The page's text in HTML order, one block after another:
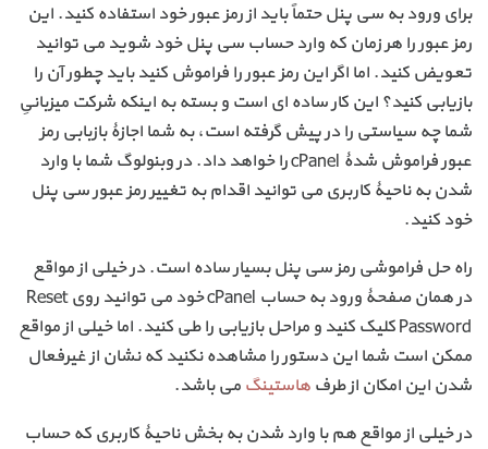
برای ورود به سی پنل حتماً باید از رمز عبور خود استفاده کنید. این
رمز عبور را هر زمان که وارد حساب سی پنل خود شوید می توانید
تعویض کنید. اما اگر این رمز عبور را فراموش کنید باید چطور آن را
بازیابی کنید؟ این کار ساده ای است و بسته به اینکه شرکت میزبانیِ
شما چه سیاستی را در پیش گرفته است، به شما اجازۀ بازبابی رمز
عبور فراموش شدۀ cPanel را خواهد داد. در وبنولوگ شما با وارد
شدن به ناحیۀ کاربری می توانید اقدام به تغییر رمز عبور سی پنل
خود کنید.
راه حل فراموشی رمز سی پنل بسیار ساده است. در خیلی از مواقع
در همان صفحۀ ورود به حساب cPanel خود می توانید روی Reset
Password کلیک کنید و مراحل بازیابی را طی کنید. اما خیلی از مواقع
ممکن است شما این دستور را مشاهده نکنید که نشان از غیرفعال
شدن این امکان از طرف هاستینگ می باشد.
در خیلی از مواقع هم با وارد شدن به بخش ناحیۀ کاربری که حساب